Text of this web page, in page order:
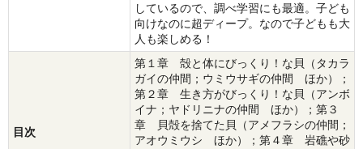
しているので、調べ学習にも最適。子ども
向けなのに超ディープ。なので子どもも大
人も楽しめる！
目次
第１章 殻と体にびっくり！な貝（タカラ
ガイの仲間；ウミウサギの仲間 ほか）；
第２章 生き方がびっくり！な貝（アンボ
イナ；ヤドリニナの仲間 ほか）；第３
章 貝殻を捨てた貝（アメフラシの仲間；
アオウミウシ ほか）；第４章 岩礁や砂